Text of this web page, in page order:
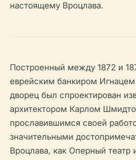
настоящему Вроцлава.
Построенный между 1872 и
еврейским банкиром
дворец был спроектирован
архитектором Карлом
прославившимся своей
значительными
Вроцлава, как Оперный театр